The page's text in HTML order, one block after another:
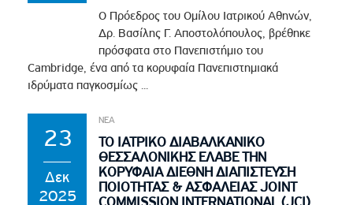
Ο Πρόεδρος του Ομίλου Ιατρικού Αθηνών,
Δρ. Βασίλης Γ. Αποστολόπουλος, βρέθηκε
πρόσφατα στο Πανεπιστήμιο του
Cambridge, ένα από τα κορυφαία Πανεπιστημιακά
ιδρύματα παγκοσμίως ...
23
Δεκ
2025
ΝΕΑ
ΤΟ ΙΑΤΡΙΚΟ ΔΙΑΒΑΛΚΑΝΙΚΟ
ΘΕΣΣΑΛΟΝΙΚΗΣ ΕΛΑΒΕ ΤΗΝ
ΚΟΡΥΦΑΙΑ ΔΙΕΘΝΗ ΔΙΑΠΙΣΤΕΥΣΗ
ΠΟΙΟΤΗΤΑΣ & ΑΣΦΑΛΕΙΑΣ JOINT
COMMISSION INTERNATIONAL (JCI)